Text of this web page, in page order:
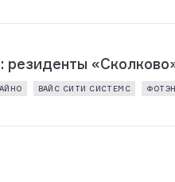
АЙНО ВАЙС СИТИ СИСТЕМС